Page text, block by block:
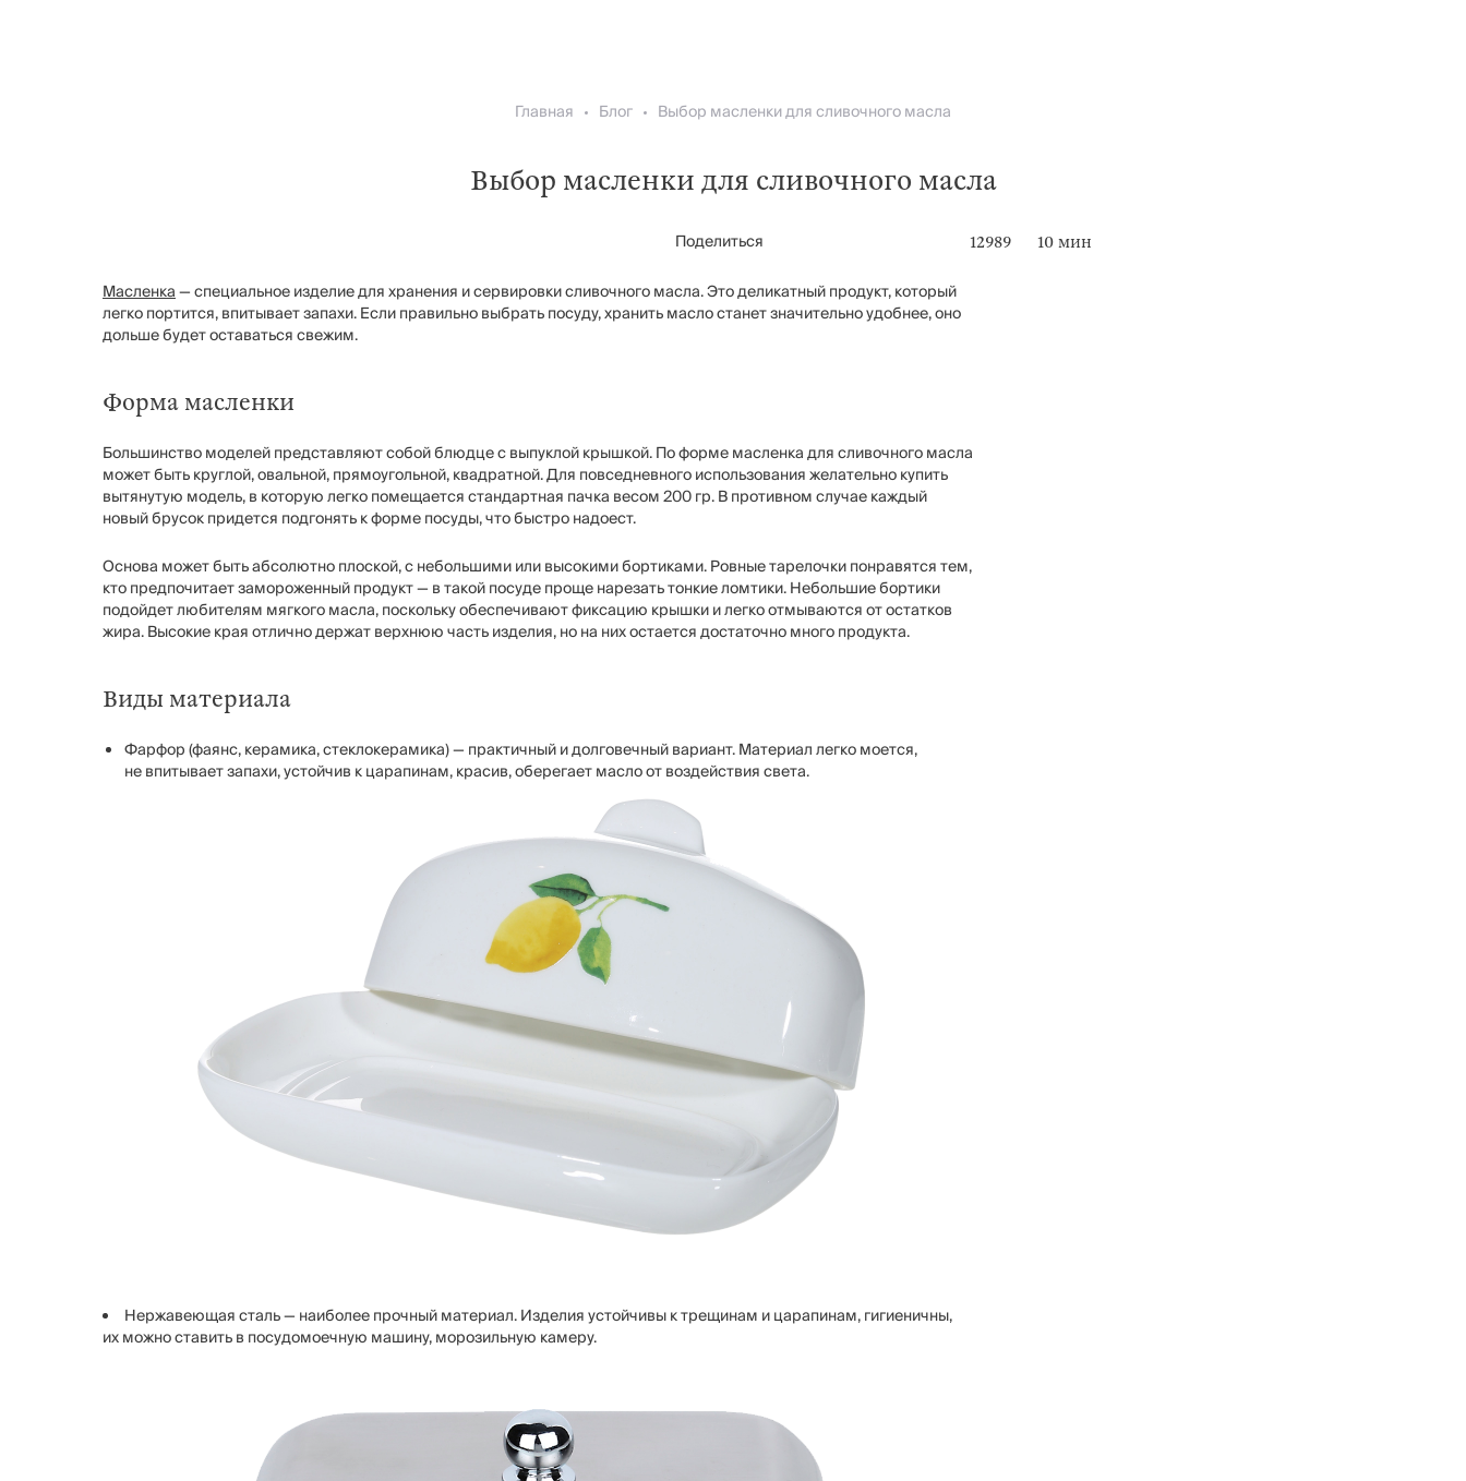
Главная Блог Выбор масленки для сливочного масла
Выбор масленки для сливочного масла
Поделиться 12989 10 мин
Масленка— специальное изделие для хранения и сервировки сливочного масла. Это деликатный продукт, который
легко портится, впитывает запахи. Если правильно выбрать посуду, хранить масло станет значительно удобнее, оно
дольше будет оставаться свежим.
Форма масленки
Большинство моделей представляют собой блюдце с выпуклой крышкой. По форме масленка для сливочного масла
может быть круглой, овальной, прямоугольной, квадратной. Для повседневного использования желательно купить
вытянутую модель, в которую легко помещается стандартная пачка весом 200 гр. В противном случае каждый
новый брусок придется подгонять к форме посуды, что быстро надоест.
Основа может быть абсолютно плоской, с небольшими или высокими бортиками. Ровные тарелочки понравятся тем,
кто предпочитает замороженный продукт — в такой посуде проще нарезать тонкие ломтики. Небольшие бортики
подойдет любителям мягкого масла, поскольку обеспечивают фиксацию крышки и легко отмываются от остатков
жира. Высокие края отлично держат верхнюю часть изделия, но на них остается достаточно много продукта.
Виды материала
Фарфор (фаянс, керамика, стеклокерамика) — практичный и долговечный вариант. Материал легко моется,
не впитывает запахи, устойчив к царапинам, красив, оберегает масло от воздействия света.
Нержавеющая сталь — наиболее прочный материал. Изделия устойчивы к трещинам и царапинам, гигиеничны,
их можно ставить в посудомоечную машину, морозильную камеру.